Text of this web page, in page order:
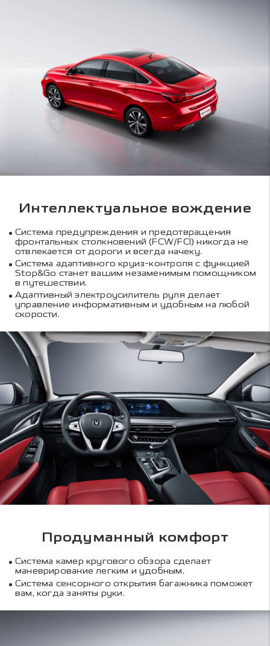
Интеллектуальное вождение
Система предупреждения и предотвращения
фронтальных столкновений (FCW/FCI) никогда не
отвлекается от дороги и всегда начеку.
Система адаптивного круиз-контроля с функцией
Stop&Go станет вашим незаменимым помощником
в путешествии.
Адаптивный электроусилитель руля делает
управление информативным и удобным на любой
скорости.
Продуманный комфорт
Система камер кругового обзора сделает
маневрирование легким и удобным.
Система сенсорного открытия багажника поможет
вам, когда заняты руки.